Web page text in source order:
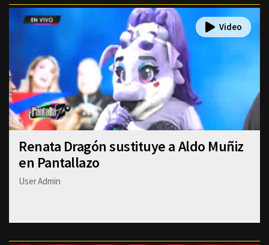
Renata Dragón sustituye a Aldo Muñiz
en Pantallazo
User Admin